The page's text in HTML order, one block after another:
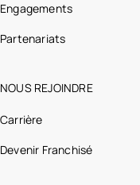
Engagements
Partenariats
NOUS REJOINDRE
Carrière
Devenir Franchisé